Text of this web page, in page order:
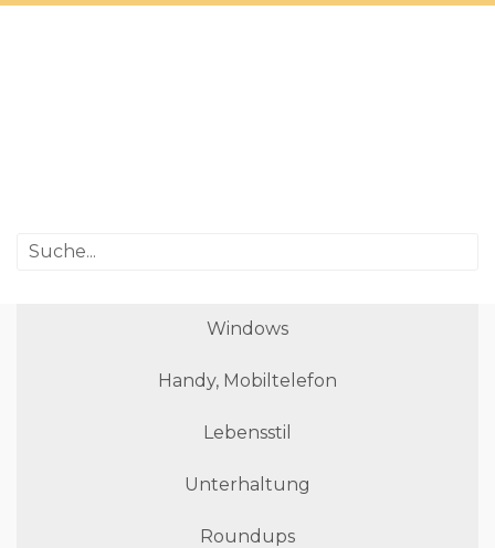
Windows
Handy, Mobiltelefon
Lebensstil
Unterhaltung
Roundups